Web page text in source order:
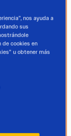
nos ayuda a
sus
de cookies en
u obtener más